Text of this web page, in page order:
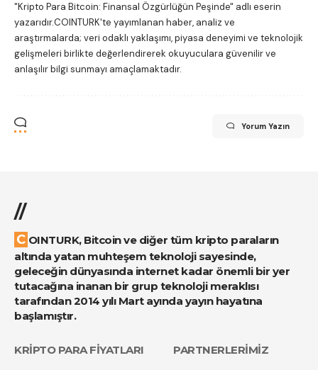
"Kripto Para Bitcoin: Finansal Özgürlüğün Peşinde" adlı eserin
yazarıdır.COINTURK'te yayımlanan haber, analiz ve
araştırmalarda; veri odaklı yaklaşımı, piyasa deneyimi ve teknolojik
gelişmeleri birlikte değerlendirerek okuyuculara güvenilir ve
anlaşılır bilgi sunmayı amaçlamaktadır.
Yorum Yazın
//
COINTURK, Bitcoin ve diğer tüm kripto paraların
altında yatan muhteşem teknoloji sayesinde,
geleceğin dünyasında internet kadar önemli bir yer
tutacağına inanan bir grup teknoloji meraklısı
tarafından 2014 yılı Mart ayında yayın hayatına
başlamıştır.
KRİPTO PARA FİYATLARI PARTNERLERİMİZ